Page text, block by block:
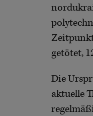
getötet,
Die
aktuelle